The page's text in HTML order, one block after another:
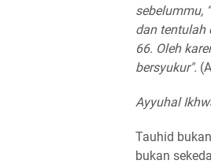
sebelummu,
dan tentulah
66. Oleh
bersyukur".
Ayyuhal
Tauhid
bukan